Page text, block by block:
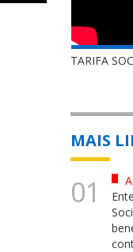
TARIFA
MAIS
01